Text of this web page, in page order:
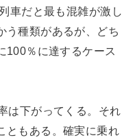
車だと最も混雑が激し
う種類があるが、どち
100％に達するケース
は下がってくる。それ
ともある。確実に乗れ